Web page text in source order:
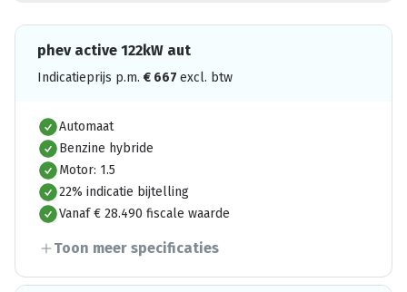
phev active 122kW aut
Indicatieprijs p.m. € 667 excl. btw
Automaat
Benzine hybride
Motor: 1.5
22% indicatie bijtelling
Vanaf € 28.490 fiscale waarde
Toon meer specificaties